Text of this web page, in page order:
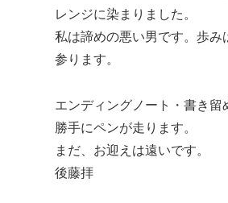
レンジに染まりました。
私は諦めの悪い男です。歩み
参ります。
エンディングノート・書き留
勝手にペンが走ります。
まだ、お迎えは遠いです。
後藤拝